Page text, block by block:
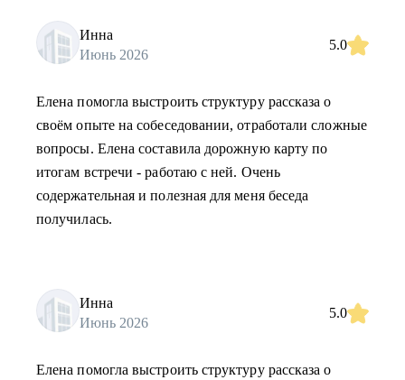
Инна
Июнь 2026
5.0
Елена помогла выстроить структуру рассказа о
своём опыте на собеседовании, отработали сложные
вопросы. Елена составила дорожную карту по
итогам встречи - работаю с ней. Очень
содержательная и полезная для меня беседа
получилась.
Инна
Июнь 2026
5.0
Елена помогла выстроить структуру рассказа о